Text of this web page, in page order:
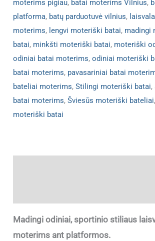
moterims pigiau, batai moterims Vilnius,
platforma, batų parduotuvė vilnius,
moterims, lengvi moteriški batai, madingi
batai, minkšti moteriški batai, moteriški
odiniai batai moterims,odiniai moteriški
batai moterims, pavasariniai batai
bateliai moterims,Stilingi moteriški batai,
batai moterims,Šviesūs moteriški bateliai
moteriški batai
Madingi odiniai, sportinio stiliaus
moterims ant platformos.